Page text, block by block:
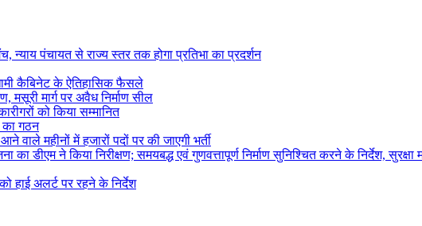
पंचायत से राज्य स्तर तक होगा प्रतिभा का प्रदर्शन
कैबिनेट के ऐतिहासिक फैसले
मसूरी मार्ग पर अवैध निर्माण सील
को किया सम्मानित
का गठन
वाले महीनों में हजारों पदों पर की जाएगी भर्ती
का डीएम ने किया निरीक्षण; समयबद्ध एवं गुणवत्तापूर्ण निर्माण सुनिश्चित करने के निर्देश,
हाई अलर्ट पर रहने के निर्देश